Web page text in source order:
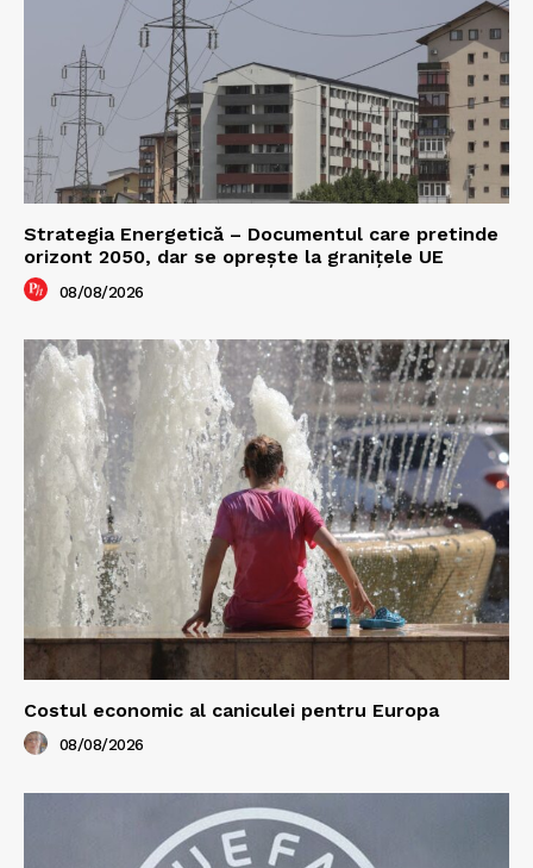
Strategia Energetică – Documentul care pretinde
orizont 2050, dar se oprește la granițele UE
08/08/2026
Costul economic al caniculei pentru Europa
08/08/2026